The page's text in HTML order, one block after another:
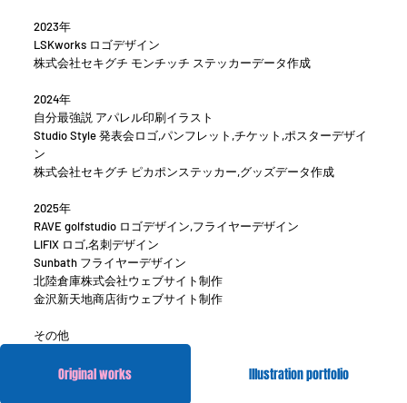
2023年
LSKworks ロゴデザイン
​株式会社セキグチ モンチッチ ステッカーデータ作成
2024年
自分最強説 アパレル印刷イラスト
Studio Style 発表会ロゴ,パンフレット,チケット,ポスターデザイ
ン
株式会社セキグチ ピカポンステッカー,グッズデータ作成
2025年
RAVE golfstudio ロゴデザイン,フライヤーデザイン
LIFIX ロゴ,名刺デザイン
Sunbath フライヤーデザイン
北陸倉庫株式会社ウェブサイト制作
金沢新天地商店街ウェブサイト制作
​その他
Original works Illustration portfolio